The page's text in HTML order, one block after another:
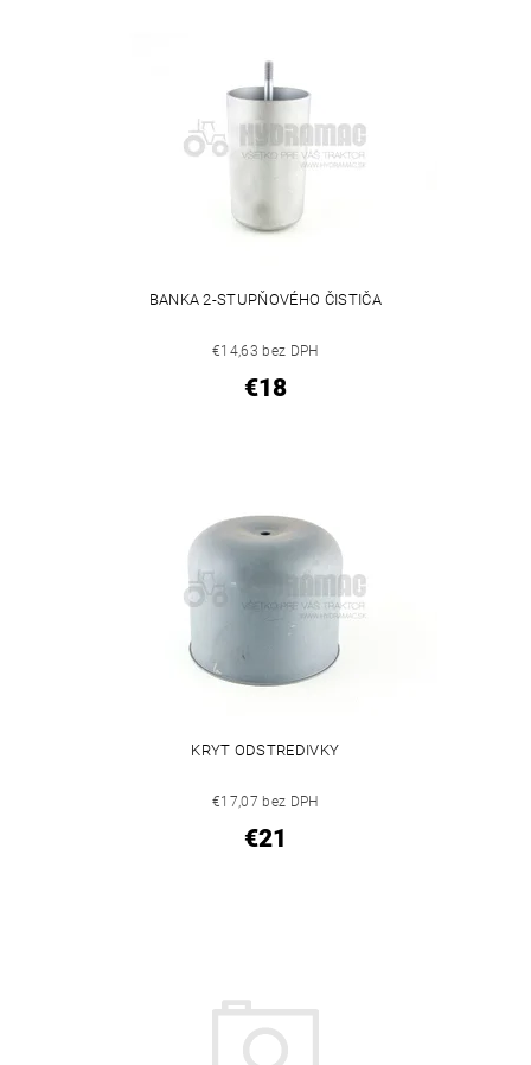
BANKA 2-STUPŇOVÉHO ČISTIČA
€14,63 bez DPH
€18
KRYT ODSTREDIVKY
€17,07 bez DPH
€21